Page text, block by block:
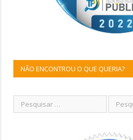
NÃO ENCONTROU O QUE QUERIA?